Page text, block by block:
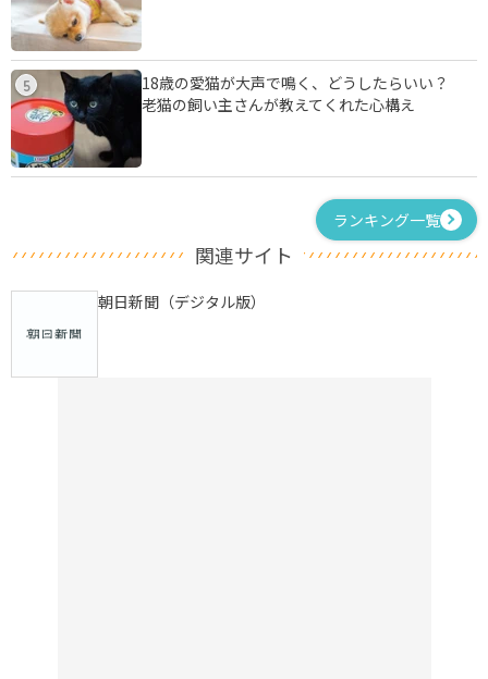
5
18歳の愛猫が大声で鳴く、どうしたらいい？
老猫の飼い主さんが教えてくれた心構え
ランキング一覧
関連サイト
朝日新聞（デジタル版）